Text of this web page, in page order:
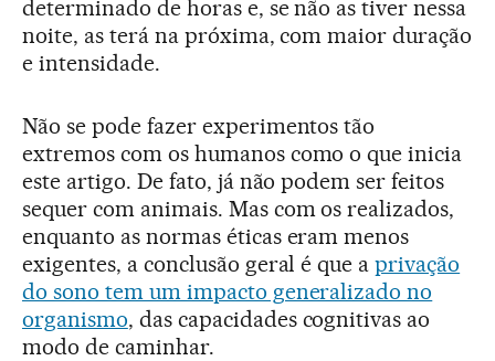
determinado de horas e, se não as tiver nessa
noite, as terá na próxima, com maior duração
e intensidade.
Não se pode fazer experimentos tão
extremos com os humanos como o que inicia
este artigo. De fato, já não podem ser feitos
sequer com animais. Mas com os realizados,
enquanto as normas éticas eram menos
exigentes, a conclusão geral é que aprivação
do sono tem um impacto generalizado no
organismo, das capacidades cognitivas ao
modo de caminhar.